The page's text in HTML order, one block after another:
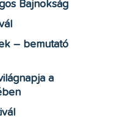
Bajnokság
– bemutató
a